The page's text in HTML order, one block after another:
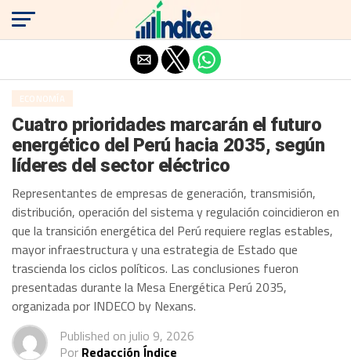
ECONOMÍA
Cuatro prioridades marcarán el futuro
energético del Perú hacia 2035, según
líderes del sector eléctrico
Representantes de empresas de generación, transmisión,
distribución, operación del sistema y regulación coincidieron en
que la transición energética del Perú requiere reglas estables,
mayor infraestructura y una estrategia de Estado que
trascienda los ciclos políticos. Las conclusiones fueron
presentadas durante la Mesa Energética Perú 2035,
organizada por INDECO by Nexans.
Published on julio 9, 2026
Por Redacción Índice
Salir de la versión móvil